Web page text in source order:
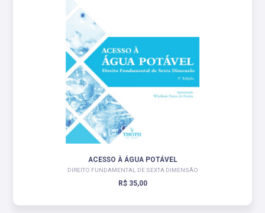
ACESSO À ÁGUA POTÁVEL
DIREITO FUNDAMENTAL DE SEXTA DIMENSÃO
R$ 35,00